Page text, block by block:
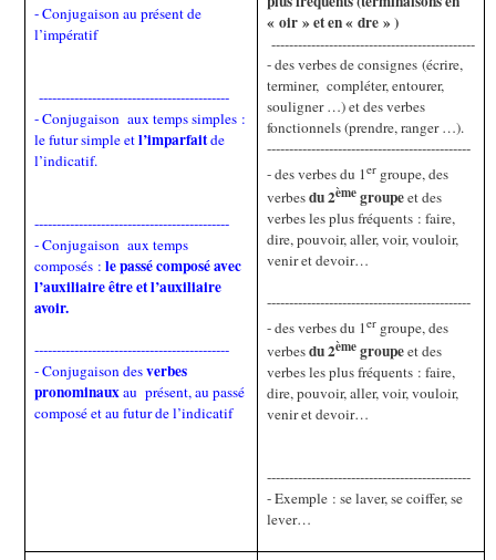
- Conjugaison au présent de
l’impératif
-------------------------------------------
- Conjugaison aux temps simples :
le futur simple etl’imparfaitde
l’indicatif.
--------------------------------------------
- Conjugaison aux temps
composés : le passé composé avec
l’auxiliaire être et l’auxiliaire
avoir.
--------------------------------------------
- Conjugaison desverbes
pronominauxau présent, au passé
composé et au futur de l’indicatif
« oir » et en « dre » )
----------------------------------------------
- des verbes de consignes (écrire,
terminer, compléter, entourer,
souligner …) et des verbes
fonctionnels (prendre, ranger …).
----------------------------------------------
- des verbes du 1ergroupe, des
verbesdu 2èmegroupeet des
verbes les plus fréquents : faire,
dire, pouvoir, aller, voir, vouloir,
venir et devoir…
----------------------------------------------
- des verbes du 1 ergroupe, des
verbesdu 2èmegroupeet des
verbes les plus fréquents : faire,
dire, pouvoir, aller, voir, vouloir,
venir et devoir…
----------------------------------------------
- Exemple : se laver, se coiffer, se
lever…